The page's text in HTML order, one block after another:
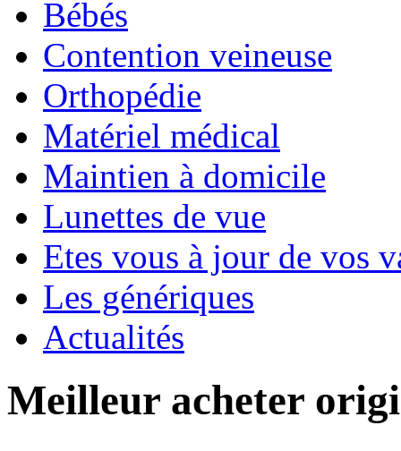
Bébés
Contention veineuse
Orthopédie
Matériel médical
Maintien à domicile
Lunettes de vue
Etes vous à jour de vos
Les génériques
Actualités
Meilleur acheter